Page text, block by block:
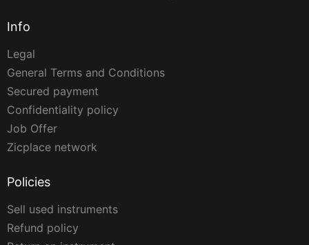
Info
Legal
General Terms and Conditions
Secured payment
Confidentiality policy
Job Offer
Zicplace network
Policies
Sell used instruments
Refund policy